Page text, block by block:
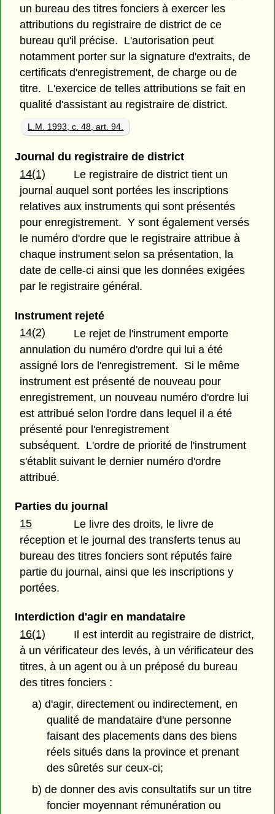
un bureau des titres fonciers à exercer les
attributions du registraire de district de ce
bureau qu'il précise. L'autorisation peut
notamment porter sur la signature d'extraits, de
certificats d'enregistrement, de charge ou de
titre. L'exercice de telles attributions se fait en
qualité d'assistant au registraire de district.
L.M. 1993, c. 48, art. 94.
Journal du registraire de district
14(1)
Le registraire de district tient un
journal auquel sont portées les inscriptions
relatives aux instruments qui sont présentés
pour enregistrement. Y sont également versés
le numéro d'ordre que le registraire attribue à
chaque instrument selon sa présentation, la
date de celle-ci ainsi que les données exigées
par le registraire général.
Instrument rejeté
14(2)
Le rejet de l'instrument emporte
annulation du numéro d'ordre qui lui a été
assigné lors de l'enregistrement. Si le même
instrument est présenté de nouveau pour
enregistrement, un nouveau numéro d'ordre lui
est attribué selon l'ordre dans lequel il a été
présenté pour l'enregistrement
subséquent. L'ordre de priorité de l'instrument
s'établit suivant le dernier numéro d'ordre
attribué.
Parties du journal
15
Le livre des droits, le livre de
réception et le journal des transferts tenus au
bureau des titres fonciers sont réputés faire
partie du journal, ainsi que les inscriptions y
portées.
Interdiction d'agir en mandataire
16(1)
Il est interdit au registraire de district,
à un vérificateur des levés, à un vérificateur des
titres, à un agent ou à un préposé du bureau
des titres fonciers :
a) d'agir, directement ou indirectement, en
qualité de mandataire d'une personne
faisant des placements dans des biens
réels situés dans la province et prenant
des sûretés sur ceux-ci;
b) de donner des avis consultatifs sur un titre
foncier moyennant rémunération ou